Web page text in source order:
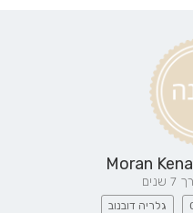
Moran
גלריה דובנוב